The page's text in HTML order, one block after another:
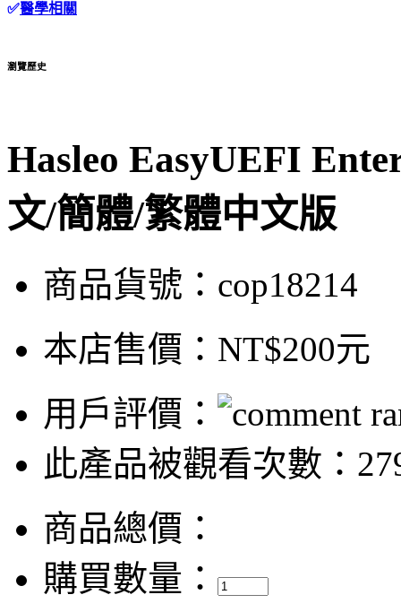
✅醫學相關
瀏覽歷史
Hasleo EasyUEFI
文/簡體/繁體中文版
商品貨號：cop18214
本店售價： NT$200元
用戶評價：
此產品被觀看次數：
商品總價：
購買數量：